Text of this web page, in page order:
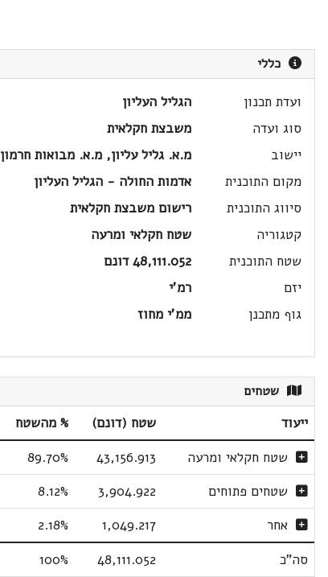
כללי
ועדת תכנון
הגליל העליון
סוג ועדה
משבצת חקלאית
יישוב
מ.א. גליל עליון, מ.א. מבואות חרמון
מקום התוכנית
אדמות החולה - הגליל העליון
סיווג התוכנית
רישום משבצת חקלאית
קטגוריה
שטח חקלאי ומרעה
שטח התוכנית
48,111.052 דונם
יזם
רמ'י
גוף מתכנן
ממ'י מחוז
שטחים
ייעוד שטח (דונם) % מהשטח
שטח חקלאי ומרעה
43,156.913
89.70%
שטחים פתוחים
3,904.922
8.12%
אחר
1,049.217
2.18%
סה"כ
48,111.052
100%